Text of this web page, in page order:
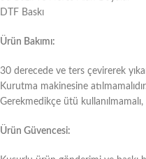
DTF Baskı
Ürün Bakımı:
30 derecede ve ters çevirerek
Kurutma makinesine
Gerekmedikçe ütü
Ürün Güvencesi: